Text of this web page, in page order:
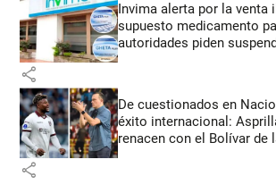
Invima alerta por la venta
supuesto medicamento
autoridades piden
share
De cuestionados en
éxito internacional:
renacen con el Bolívar de
share